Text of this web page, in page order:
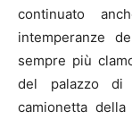
continuato
intemperanze
sempre più
del palazzo di
camionetta